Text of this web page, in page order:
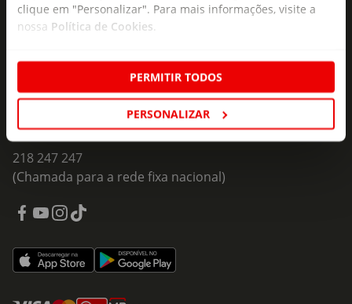
clique em "Personalizar". Para mais informações, visite a
nossa Política de Cookies
PERMITIR TODOS
PERSONALIZAR
Formulário de Contacto
218 247 247
(Chamada para a rede fixa nacional)